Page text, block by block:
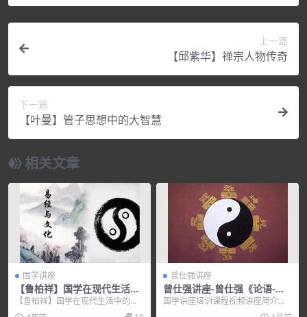
上一篇
【邱紫华】禅宗人物传奇
下一篇
【叶曼】管子思想中的大智慧
相关文章
国学讲座
【鲁柏祥】国学在现代生活中
的应用
【鲁柏祥】国学在现代生活中的应
用，培训讲座视频，培训课程视频
曾仕强讲座
曾仕强讲座-曾仕强《论语-在
今天的意义》
国学讲座培训课程视频讲座简介：
曾仕强讲座 – 曾仕强《论语-在今